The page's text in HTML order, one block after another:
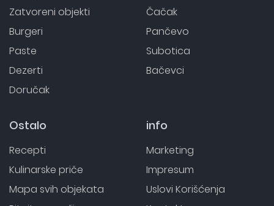
Zatvoreni objekti
Burgeri
Paste
Dezerti
Doručak
Čačak
Pančevo
Subotica
Bačevci
Ostalo
Recepti
Kulinarske priče
Mapa svih objekata
info
Marketing
Impresum
Uslovi Korišćenja